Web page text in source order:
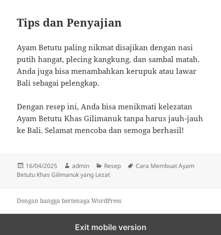
Tips dan Penyajian
Ayam Betutu paling nikmat disajikan dengan nasi
putih hangat, plecing kangkung, dan sambal matah.
Anda juga bisa menambahkan kerupuk atau lawar
Bali sebagai pelengkap.
Dengan resep ini, Anda bisa menikmati kelezatan
Ayam Betutu Khas Gilimanuk tanpa harus jauh-jauh
ke Bali. Selamat mencoba dan semoga berhasil!
Diposkan
pada
16/04/2025 Penulis
admin Kategori
Resep Tag
Cara Membuat Ayam
Betutu Khas Gilimanuk yang Lezat
Dengan bangga bertenaga WordPress
Exit mobile version